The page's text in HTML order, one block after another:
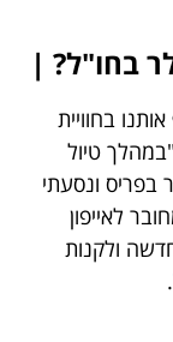
בחו"ל? |
בחוויית
טיול
בפריס ונסעתי
לאייפון
ולקנות
.